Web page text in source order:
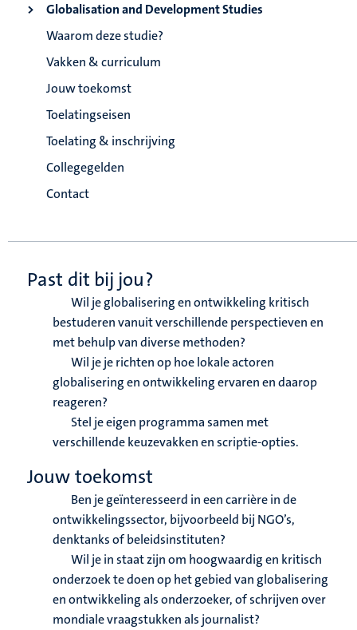
Globalisation and Development Studies
Waarom deze studie?
Vakken & curriculum
Jouw toekomst
Toelatingseisen
Toelating & inschrijving
Collegegelden
Contact
Past dit bij jou?
Wil je globalisering en ontwikkeling kritisch
bestuderen vanuit verschillende perspectieven en
met behulp van diverse methoden?
Wil je je richten op hoe lokale actoren
globalisering en ontwikkeling ervaren en daarop
reageren?
Stel je eigen programma samen met
verschillende keuzevakken en scriptie-opties.
Jouw toekomst
Ben je geïnteresseerd in een carrière in de
ontwikkelingssector, bijvoorbeeld bij NGO’s,
denktanks of beleidsinstituten?
Wil je in staat zijn om hoogwaardig en kritisch
onderzoek te doen op het gebied van globalisering
en ontwikkeling als onderzoeker, of schrijven over
mondiale vraagstukken als journalist?